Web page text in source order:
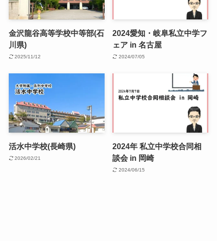
金沢龍谷高等学校中等部(石
川県)
2025/11/12
2024愛知・岐阜私立中学フ
ェア in 名古屋
2024/07/05
活水中学校(長崎県)
2026/02/21
2024年 私立中学校合同相
談会 in 岡崎
2024/06/15